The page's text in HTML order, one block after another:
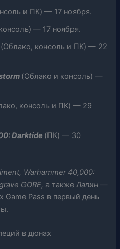
и ПК) — 17 ноября.
— 17 ноября.
(Облако, консоль и ПК) — 22
(Облако и консоль) —
консоль и ПК) — 29
Darktide (ПК) — 30
Warhammer 40,000:
GORE, а такжеЛапин —
Game Pass в первый день